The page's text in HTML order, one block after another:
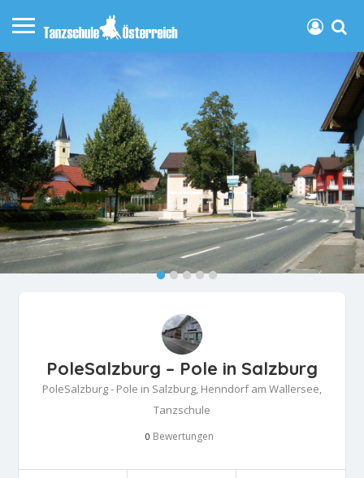
PoleSalzburg – Pole in Salzburg
PoleSalzburg - Pole in Salzburg, Henndorf am Wallersee,
Tanzschule
0 Bewertungen